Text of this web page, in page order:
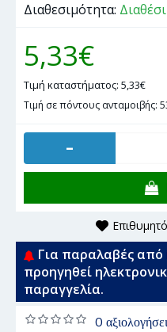
Διαθεσιμότητα:
5,33€
Τιμή καταστήματος: 5,33€
Τιμή σε πόντους ανταμοιβής:
-
Επιθυμητό
Για παραλαβές
προηγηθεί
παραγγελία.
0